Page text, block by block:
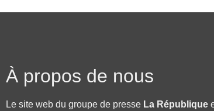
À propos de nous
Le site web du groupe de presse La République